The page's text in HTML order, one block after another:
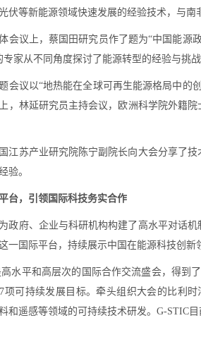
伏等新能源领域快速发展的经验技术，与
会议上，蔡国田研究员作了题为“中国能源
专家从不同角度探讨了能源转型的经验与挑
会议以“地热能在全球可再生能源格局中的
，林延研究员主持会议，欧洲科学院外籍
江苏产业研究院陈宁副院长向大会分享了
验。
台，引领国际科技务实合作
政府、企业与科研机构构建了高水平对话
一国际平台，持续展示中国在能源科技创
高水平和高层次的国际合作交流盛会，得到
项可持续发展目标。牵头组织大会的比利
和遥感等领域的可持续技术研发。G-STIC